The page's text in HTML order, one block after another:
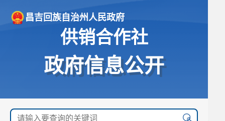
昌吉回族自治州人民政府
供销合作社
政府信息公开